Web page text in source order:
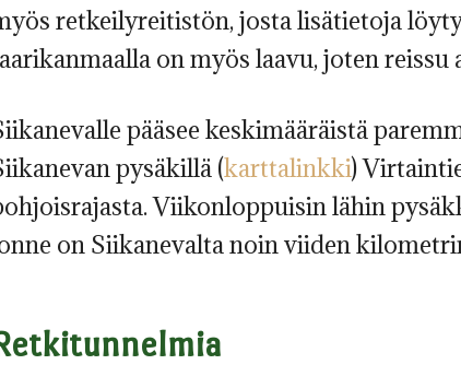
retkeilyreitistön, josta lisätietoja
on myös laavu, joten
pääsee keskimääräistä
pysäkillä (karttalinkki)
Viikonloppuisin lähin
on Siikanevalta noin viiden